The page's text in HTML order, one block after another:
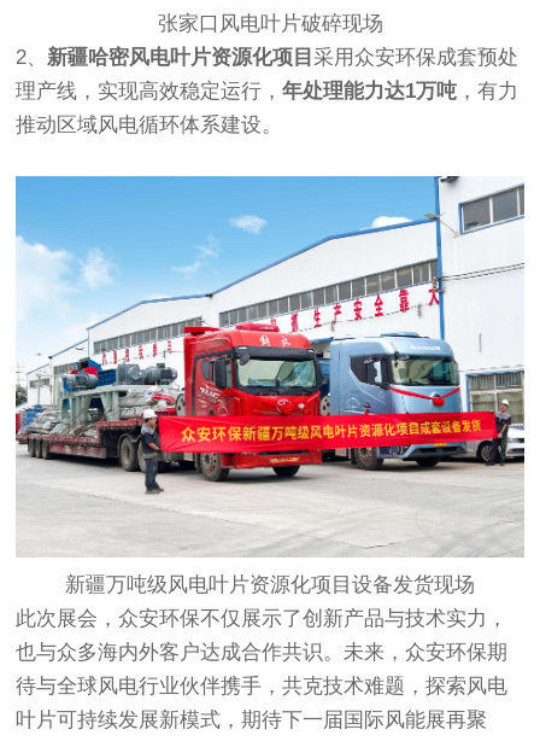
张家口风电叶片破碎现场
2、新疆哈密风电叶片资源化项目 采用众安环保成套预处
理产线，实现高效稳定运行，年处理能力达1万吨 ，有力
推动区域风电循环体系建设。
新疆万吨级风电叶片资源化项目设备发货现场
此次展会，众安环保不仅展示了创新产品与技术实力，
也与众多海内外客户达成合作共识。未来，众安环保期
待与全球风电行业伙伴携手，共克技术难题，探索风电
叶片可持续发展新模式，期待下一届国际风能展再聚